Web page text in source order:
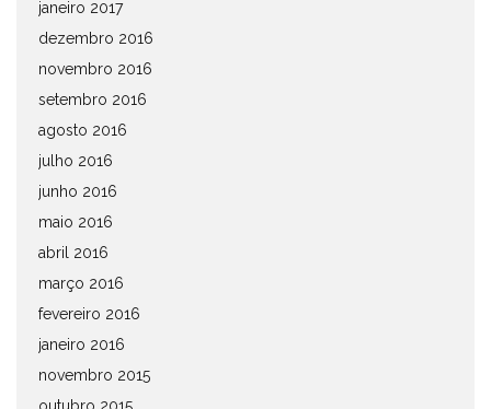
janeiro 2017
dezembro 2016
novembro 2016
setembro 2016
agosto 2016
julho 2016
junho 2016
maio 2016
abril 2016
março 2016
fevereiro 2016
janeiro 2016
novembro 2015